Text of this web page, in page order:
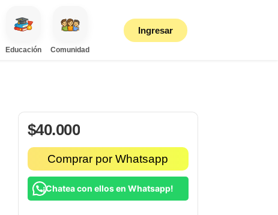
Educación Comunidad
Ingresar
$40.000
Comprar por Whatsapp
¡Chatea con ellos en Whatsapp!